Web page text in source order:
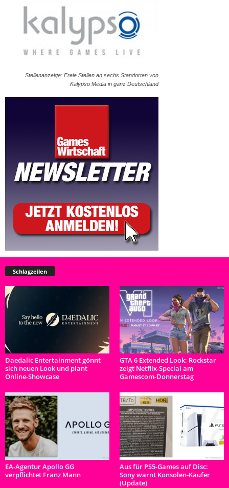
Stellenanzeige: Freie Stellen an sechs Standorten von
Kalypso Media in ganz Deutschland
Schlagzeilen
Daedalic Entertainment gönnt
sich neuen Look und plant
Online-Showcase
GTA 6 Extended Look: Rockstar
zeigt Netflix-Special am
Gamescom-Donnerstag
EA-Agentur Apollo GG
verpflichtet Franz Mann
Aus für PS5-Games auf Disc:
Sony warnt Konsolen-Käufer
(Update)